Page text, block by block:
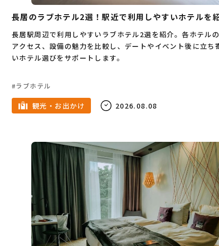
祭事
バー 焼肉 家族 カフェ
春
7月
キャンプ 6月 夜景
定食
5月
ドライブ 雨の日
1月
名所 ジム
デート
大人旅 コワーキングスペース
桜
グルメ ビジネス
お祭り
イベント
自然 観光 ゴルフ
ヨガ
フィットネス
ショッピングモール
暮らし
ランチ
海鮮 居酒屋 もつ鍋
長居のラブホテル2選！駅近で利用しやすいホテルを
長居駅周辺で利用しやすいラブホテル2選を紹介。各ホテル
アクセス、設備の魅力を比較し、デートやイベント後に立ち
いホテル選びをサポートします。
ラブホテル
観光・お出かけ 2026.08.08